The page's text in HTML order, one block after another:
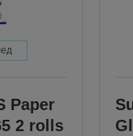
Paper
2 rolls